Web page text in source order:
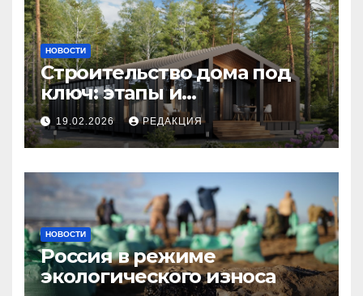
НОВОСТИ
Строительство дома под
ключ: этапы и
планирование бюджета
19.02.2026 РЕДАКЦИЯ
НОВОСТИ
Россия в режиме
экологического износа